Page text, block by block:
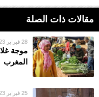
مقالات ذات الصلة
28 فبراير 2023
موجة
المغرب
25 فبراير 2023